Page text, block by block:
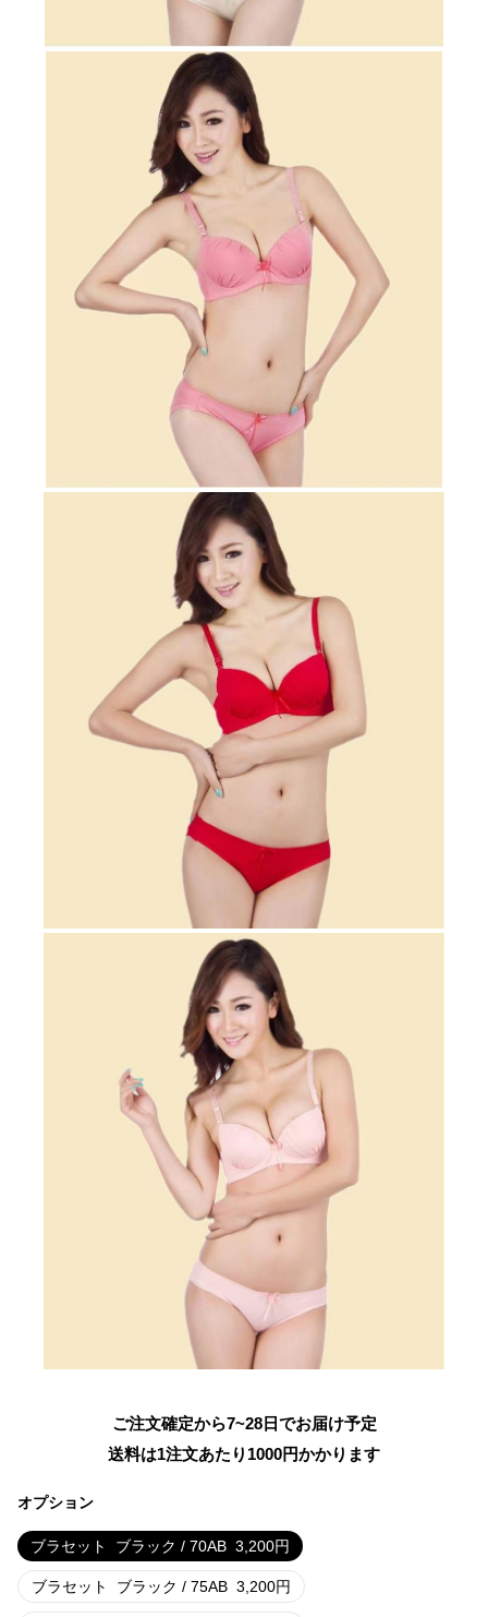
ご注文確定から7~28日でお届け予定
送料は1注文あたり 1000円かかります
オプション
ブラセット ブラック / 70AB 3,200円
ブラセット ブラック / 75AB 3,200円